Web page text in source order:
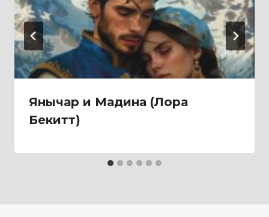
Янычар и Мадина (Лора
Бекитт)